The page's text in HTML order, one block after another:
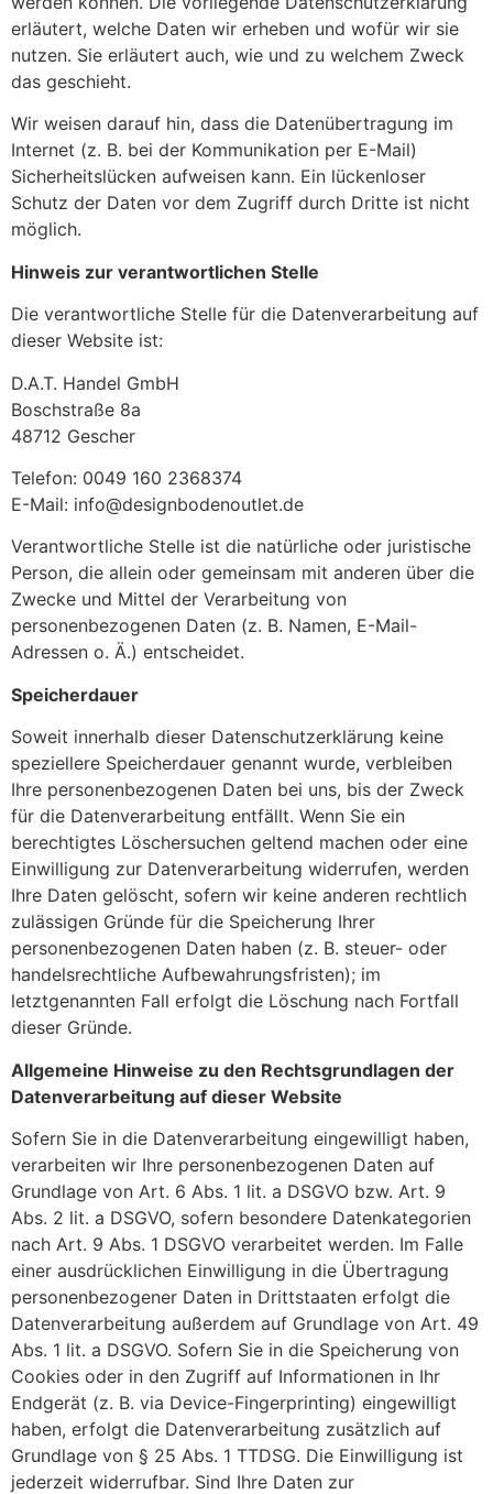
erläutert, welche Daten wir erheben und wofür wir sie
nutzen. Sie erläutert auch, wie und zu welchem Zweck
das geschieht.
Wir weisen darauf hin, dass die Datenübertragung im
Internet (z. B. bei der Kommunikation per E-Mail)
Sicherheitslücken aufweisen kann. Ein lückenloser
Schutz der Daten vor dem Zugriff durch Dritte ist nicht
möglich.
Hinweis zur verantwortlichen Stelle
Die verantwortliche Stelle für die Datenverarbeitung auf
dieser Website ist:
D.A.T. Handel GmbH
Boschstraße 8a
48712 Gescher
Telefon: 0049 160 2368374
E-Mail: info@designbodenoutlet.de
Verantwortliche Stelle ist die natürliche oder juristische
Person, die allein oder gemeinsam mit anderen über die
Zwecke und Mittel der Verarbeitung von
personenbezogenen Daten (z. B. Namen, E-Mail-
Adressen o. Ä.) entscheidet.
Speicherdauer
Soweit innerhalb dieser Datenschutzerklärung keine
speziellere Speicherdauer genannt wurde, verbleiben
Ihre personenbezogenen Daten bei uns, bis der Zweck
für die Datenverarbeitung entfällt. Wenn Sie ein
berechtigtes Löschersuchen geltend machen oder eine
Einwilligung zur Datenverarbeitung widerrufen, werden
Ihre Daten gelöscht, sofern wir keine anderen rechtlich
zulässigen Gründe für die Speicherung Ihrer
personenbezogenen Daten haben (z. B. steuer- oder
handelsrechtliche Aufbewahrungsfristen); im
letztgenannten Fall erfolgt die Löschung nach Fortfall
dieser Gründe.
Allgemeine Hinweise zu den Rechtsgrundlagen der
Datenverarbeitung auf dieser Website
Sofern Sie in die Datenverarbeitung eingewilligt haben,
verarbeiten wir Ihre personenbezogenen Daten auf
Grundlage von Art. 6 Abs. 1 lit. a DSGVO bzw. Art. 9
Abs. 2 lit. a DSGVO, sofern besondere Datenkategorien
nach Art. 9 Abs. 1 DSGVO verarbeitet werden. Im Falle
einer ausdrücklichen Einwilligung in die Übertragung
personenbezogener Daten in Drittstaaten erfolgt die
Datenverarbeitung außerdem auf Grundlage von Art. 49
Abs. 1 lit. a DSGVO. Sofern Sie in die Speicherung von
Cookies oder in den Zugriff auf Informationen in Ihr
Endgerät (z. B. via Device-Fingerprinting) eingewilligt
haben, erfolgt die Datenverarbeitung zusätzlich auf
Grundlage von § 25 Abs. 1 TTDSG. Die Einwilligung ist
jederzeit widerrufbar. Sind Ihre Daten zur